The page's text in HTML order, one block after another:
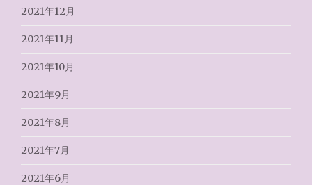
2021年12月
2021年11月
2021年10月
2021年9月
2021年8月
2021年7月
2021年6月